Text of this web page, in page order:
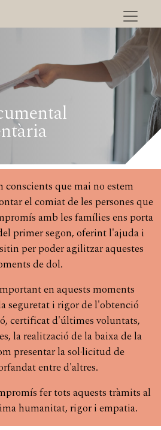
que mai no estem
el comiat de les persones que
amb les famílies ens porta
primer segon, oferint l'ajuda i
per poder agilitzar aquestes
de dol.
en aquests moments
seguretat i rigor de l'obtenció
certificat d'últimes voluntats,
la realització de la baixa de la
presentar la sol·licitud de
entre d'altres.
fer tots aquests tràmits al
humanitat, rigor i empatia.